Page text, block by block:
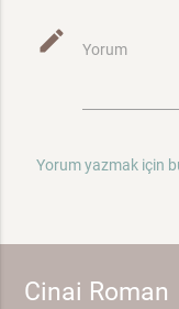
mode_edit Yorum
Yorum yazmak için
Cinai Roman